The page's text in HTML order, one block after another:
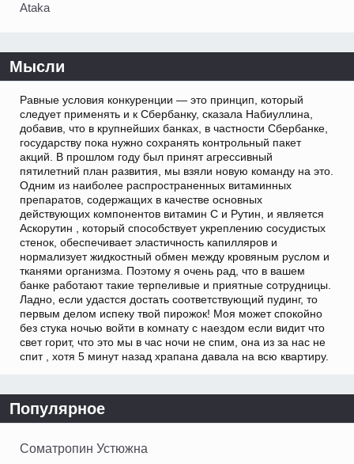
Ataka
Мысли
Равные условия конкуренции — это принцип, который
следует применять и к Сбербанку, сказала Набиуллина,
добавив, что в крупнейших банках, в частности Сбербанке,
государству пока нужно сохранять контрольный пакет
акций. В прошлом году был принят агрессивный
пятилетний план развития, мы взяли новую команду на это.
Одним из наиболее распространенных витаминных
препаратов, содержащих в качестве основных
действующих компонентов витамин С и Рутин, и является
Аскорутин , который способствует укреплению сосудистых
стенок, обеспечивает эластичность капилляров и
нормализует жидкостный обмен между кровяным руслом и
тканями организма. Поэтому я очень рад, что в вашем
банке работают такие терпеливые и приятные сотрудницы.
Ладно, если удастся достать соответствующий пудинг, то
первым делом испеку твой пирожок! Моя может спокойно
без стука ночью войти в комнату с наездом если видит что
свет горит, что это мы в час ночи не спим, она из за нас не
спит , хотя 5 минут назад храпана давала на всю квартиру.
Популярное
Cоматропин Устюжна